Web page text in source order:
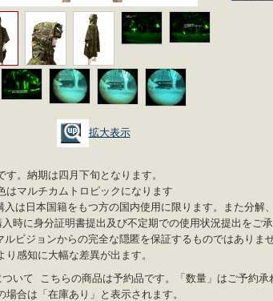
拡大表示
す。納期は四月下旬となります。
はマルチカムトロピックになります
は日本国籍をもつ方の国内使用に限ります。また分解
時に身分証明書提出及び不定期での使用状況提出をご
ビジョンからの完全な隠匿を保証するものではありま
り感知に大幅な差異が出ます。
いて こちらの商品は予約品です。「数量」はご予約承
場合は「在庫あり」と表示されます。